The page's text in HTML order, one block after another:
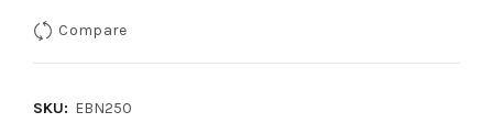
Compare
SKU: EBN250